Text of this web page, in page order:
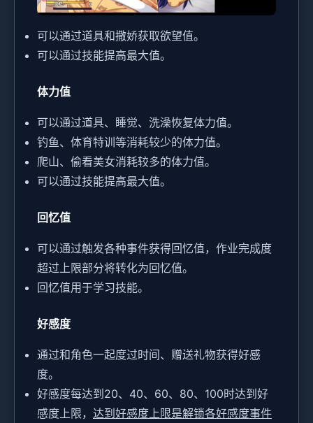
可以通过道具和撒娇获取欲望值。
可以通过技能提高最大值。
体力值
可以通过道具、睡觉、洗澡恢复体力值。
钓鱼、体育特训等消耗较少的体力值。
爬山、偷看美女消耗较多的体力值。
可以通过技能提高最大值。
回忆值
可以通过触发各种事件获得回忆值，作业完成度
超过上限部分将转化为回忆值。
回忆值用于学习技能。
好感度
通过和角色一起度过时间、赠送礼物获得好感
度。
好感度每达到20、40、60、80、100时达到好
感度上限， 达到好感度上限是解锁各好感度事件